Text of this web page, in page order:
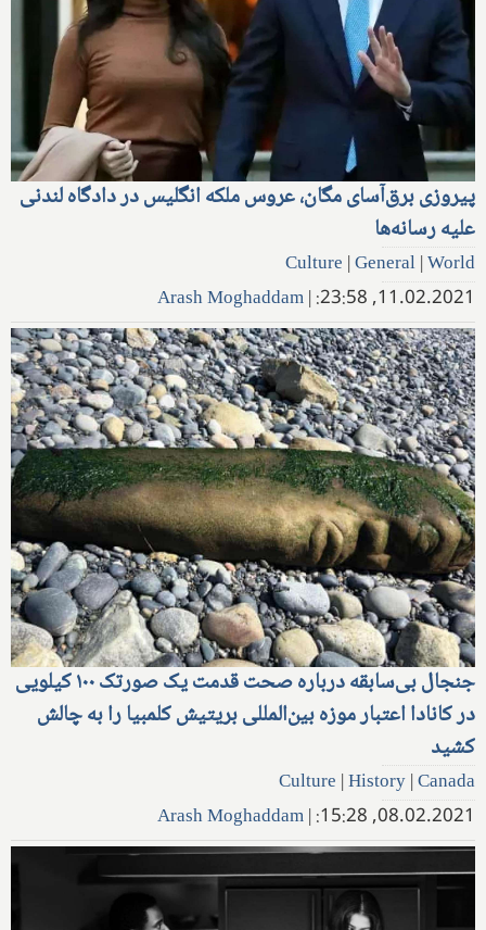
پیروزی برق‌آسای مگان، عروس ملکه انگلیس در دادگاه لندنی
علیه رسانه‌ها
Culture |General|World
11.02.2021, 23:58:
|
Arash Moghaddam
جنجال بی‌سابقه درباره صحت قدمت یک صورتک ۱۰۰ کیلویی
در کانادا اعتبار موزه بین‌المللی بریتیش کلمبیا را به چالش
کشید
Culture |History|Canada
08.02.2021, 15:28:
|
Arash Moghaddam